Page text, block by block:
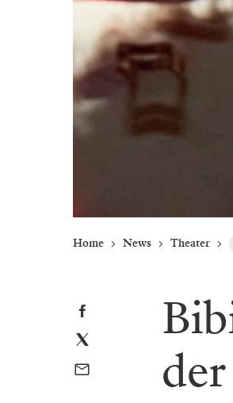
Home News Theater